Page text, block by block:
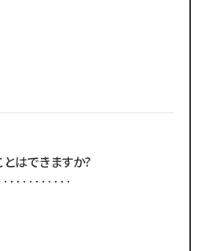
！
索📱
ト
ト
負担
ンスを
、
ありませんか？】
休めない
れない
事です】
リストにチャレンジしたい
きたい
はできますか?